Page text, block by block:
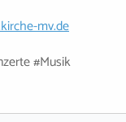
mv.de
#Musik